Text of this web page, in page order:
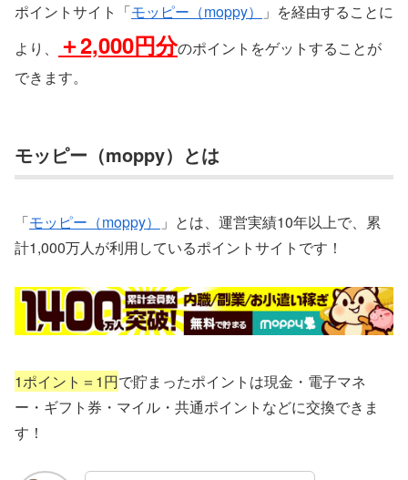
ポイントサイト「モッピー（moppy）
」を経由することに
より、
＋2,000円分のポイントをゲットすることが
できます。
モッピー（moppy）とは
「モッピー（moppy）
」とは、運営実績10年以上で、累
計1,000万人が利用しているポイントサイトです！
1ポイント＝1円で貯まったポイントは現金・電子マネ
ー・ギフト券・マイル・共通ポイントなどに交換できま
す！